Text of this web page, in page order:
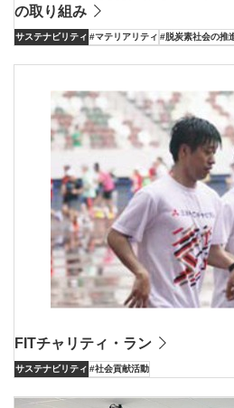
の取り組み
サステナビリティ #マテリアリティ #脱炭素社会の推
FITチャリティ・ラン
サステナビリティ #社会貢献活動